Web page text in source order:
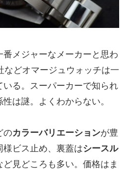
メジャーなメーカーと思わ
などオマージュウォッチは一
る。スーパーカーで知られ
は謎。よくわからない。
のカラーバリエーションが豊
ビス止め、裏蓋はシースル
ど見どころも多い。価格はま